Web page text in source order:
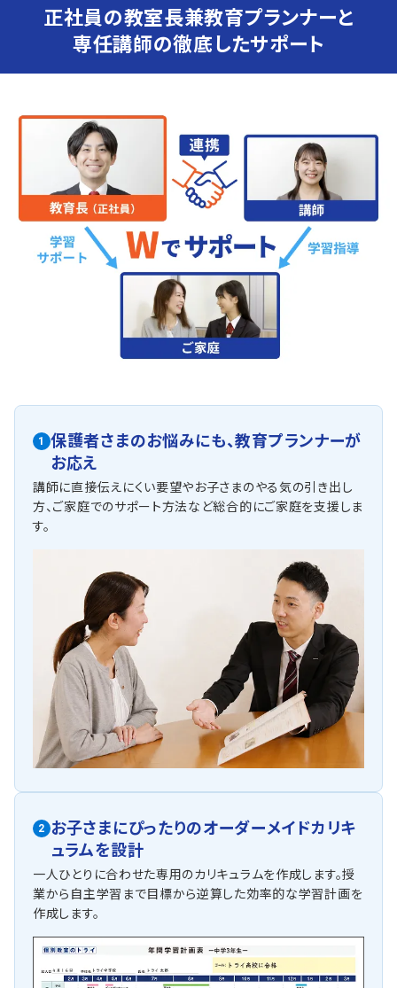
正社員の教室長兼教育プランナーと
専任講師の徹底したサポート
1 保護者さまのお悩みにも、教育プランナーが
お応え
講師に直接伝えにくい要望やお子さまのやる気の引き出し
方、ご家庭でのサポート方法など総合的にご家庭を支援しま
す。
2 お子さまにぴったりのオーダーメイドカリキ
ュラムを設計
一人ひとりに合わせた専用のカリキュラムを作成します。授
業から自主学習まで目標から逆算した効率的な学習計画を
作成します。